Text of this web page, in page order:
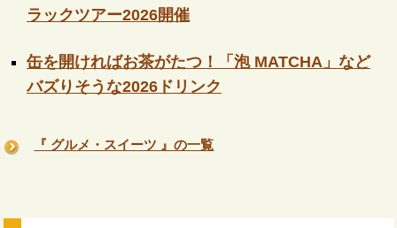
ラックツアー2026開催
缶を開ければお茶がたつ！「泡 MATCHA」など
バズりそうな2026ドリンク
『 グルメ・スイーツ 』の一覧